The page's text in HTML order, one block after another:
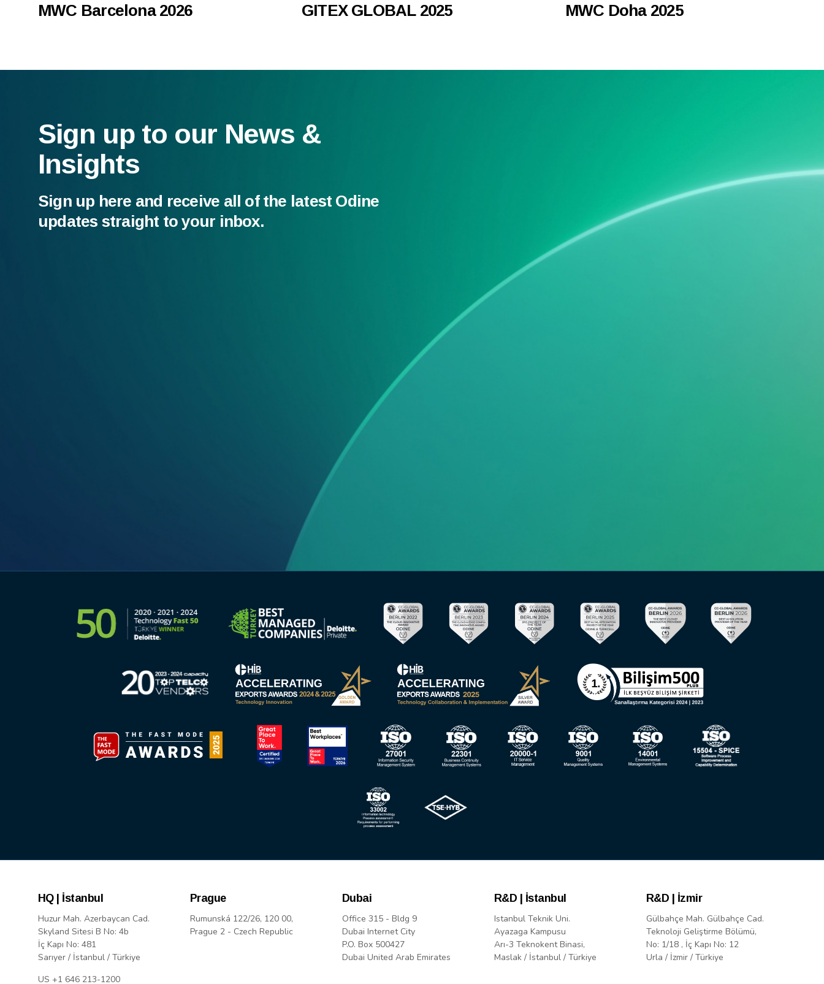
MWC Barcelona 2026 GITEX GLOBAL 2025 MWC Doha 2025
Sign up to our News &
Insights
Sign up here and receive all of the latest Odine
updates straight to your inbox.
HQ | İstanbul
Huzur Mah. Azerbaycan Cad.
Skyland Sitesi B No: 4b
İç Kapı No: 481
Sarıyer / İstanbul / Türkiye
US +1 646 213-1200
Prague
Rumunská 122/26, 120 00,
Prague 2 - Czech Republic
Dubai
Office 315 - Bldg 9
Dubai Internet City
P.O. Box 500427
Dubai United Arab Emirates
R&D | İstanbul
Istanbul Teknik Uni.
Ayazaga Kampusu
Arı-3 Teknokent Binasi,
Maslak / İstanbul / Türkiye
R&D | İzmir
Gülbahçe Mah. Gülbahçe Cad.
Teknoloji Geliştirme Bölümü,
No: 1/18 , İç Kapı No: 12
Urla / İzmir / Türkiye